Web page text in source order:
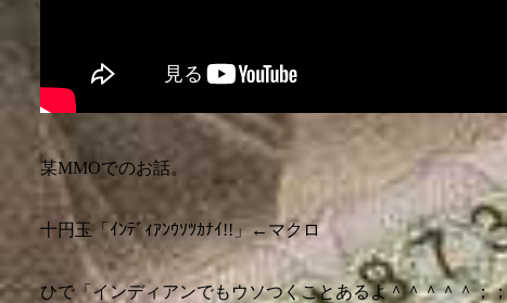
某MMOでのお話。
十円玉「ｲﾝﾃﾞｨｱﾝｳｿﾂｶﾅｲ!!」←マクロ
ひで「インディアンでもウソつくことあるよ＾＾＾＾＾；